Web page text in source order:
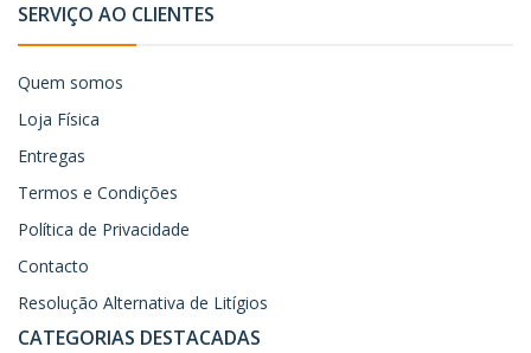
SERVIÇO AO CLIENTES
Quem somos
Loja Física
Entregas
Termos e Condições
Política de Privacidade
Contacto
Resolução Alternativa de Litígios
CATEGORIAS DESTACADAS